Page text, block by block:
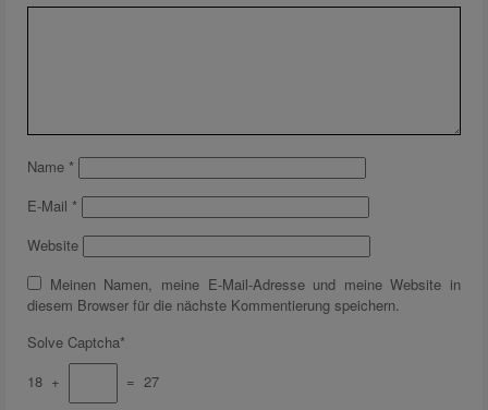
Name *
E-Mail *
Website
Meinen Namen, meine E-Mail-Adresse und meine Website in
diesem Browser für die nächste Kommentierung speichern.
Solve Captcha*
18 +
= 27